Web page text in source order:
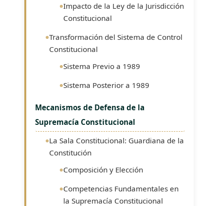
Impacto de la Ley de la Jurisdicción
Constitucional
Transformación del Sistema de Control
Constitucional
Sistema Previo a 1989
Sistema Posterior a 1989
Mecanismos de Defensa de la
Supremacía Constitucional
La Sala Constitucional: Guardiana de la
Constitución
Composición y Elección
Competencias Fundamentales en
la Supremacía Constitucional